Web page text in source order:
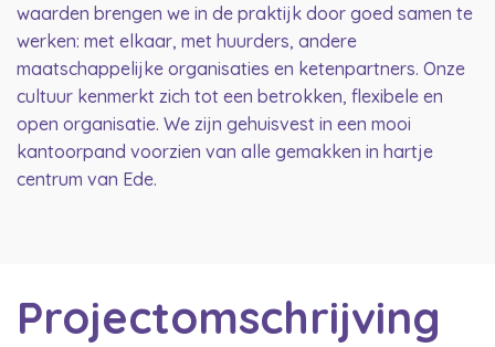
waarden brengen we in de praktijk door goed samen te
werken: met elkaar, met huurders, andere
maatschappelijke organisaties en ketenpartners. Onze
cultuur kenmerkt zich tot een betrokken, flexibele en
open organisatie. We zijn gehuisvest in een mooi
kantoorpand voorzien van alle gemakken in hartje
centrum van Ede.
Projectomschrijving